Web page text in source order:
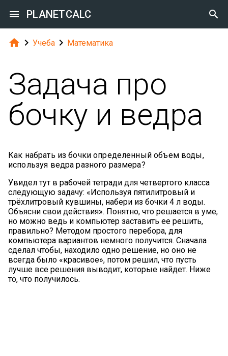
 PLANETCALC 
  Учеба  Математика
Задача про
бочку и ведра
Как набрать из бочки определенный объем воды,
используя ведра разного размера?
Увидел тут в рабочей тетради для четвертого класса
следующую задачу: «Используя пятилитровый и
трёхлитровый кувшины, набери из бочки 4 л воды.
Объясни свои действия». Понятно, что решается в уме,
но можно ведь и компьютер заставить ее решить,
правильно? Методом простого перебора, для
компьютера вариантов немного получится. Сначала
сделал чтобы, находило одно решение, но оно не
всегда было «красивое», потом решил, что пусть
лучше все решения выводит, которые найдет. Ниже
то, что получилось.